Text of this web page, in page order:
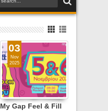
My Gap Feel & Fill
03
Nov
2025